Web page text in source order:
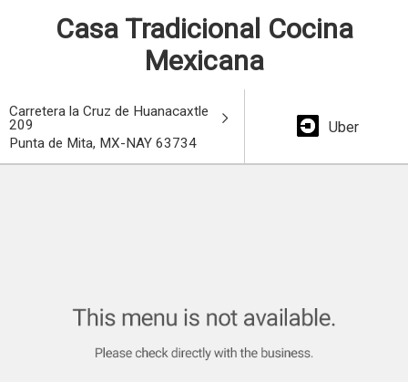
Casa Tradicional Cocina
Mexicana
Carretera la Cruz de Huanacaxtle
209
Punta de Mita, MX-NAY 63734
Uber